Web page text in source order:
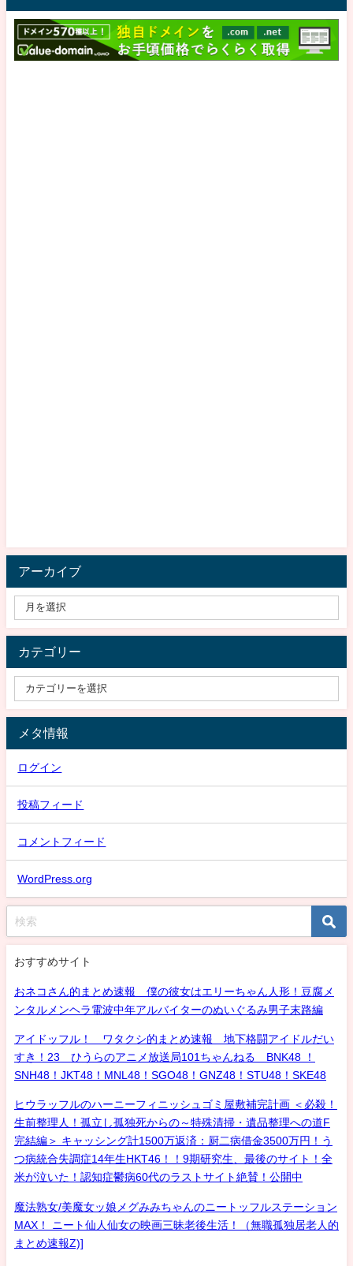
アーカイブ
カテゴリー
メタ情報
ログイン
投稿フィード
コメントフィード
WordPress.org
おすすめサイト
おネコさん的まとめ速報 僕の彼女はエリーちゃん人形！豆腐メ
ンタルメンヘラ電波中年アルバイターのぬいぐるみ男子末路編
アイドッフル！ ワタクシ的まとめ速報 地下格闘アイドルだい
すき！23 ひうらのアニメ放送局101ちゃんねる BNK48 ！
SNH48！JKT48！MNL48！SGO48！GNZ48！STU48！SKE48
ヒウラッフルのハーニーフィニッシュゴミ屋敷補完計画 ＜必殺！
生前整理人！孤立し孤独死からの～特殊清掃・遺品整理への道F
完結編＞ キャッシング計1500万返済：厨二病借金3500万円！う
つ病統合失調症14年生HKT46！！9期研究生、最後のサイト！全
米が泣いた！認知症鬱病60代のラストサイト絶賛！公開中
魔法熟女/美魔女ッ娘メグみみちゃんのニートッフルステーション
MAX！ ニート仙人仙女の映画三昧老後生活！（無職孤独居老人的
まとめ速報Z)]